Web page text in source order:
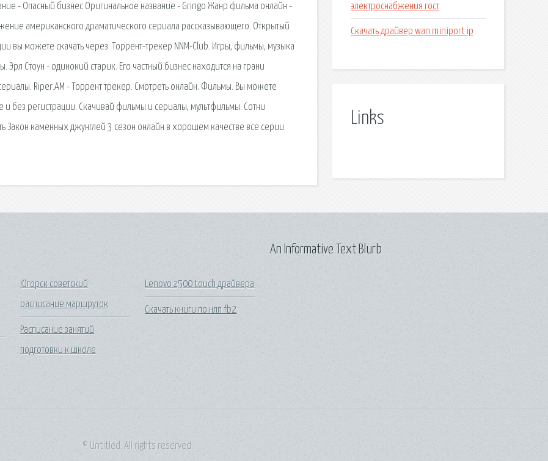
- Опасный бизнес Оригинальное название - Gringo Жанр фильма онлайн -
американского драматического сериала рассказывающего. Открытый
вы можете скачать через. Торрент-трекер NNM-Club. Игры, фильмы, музыка
Стоун - одинокий старик. Его частный бизнес находится на грани
Riper.AM - Торрент трекер. Смотреть онлайн. Фильмы. Вы можете
без регистрации. Скачивай фильмы и сериалы, мультфильмы. Сотни
Закон каменных джунглей 3 сезон онлайн в хорошем качестве все серии
электроснабжения гост
Скачать драйвер wan miniport ip
Links
Югорск советский
расписание маршруток
Расписание занятий
подготовки к школе
Lenovo z500 touch драйвера
Скачать книги по нлп fb2
An Informative Text Blurb
© Untitled. All rights reserved.